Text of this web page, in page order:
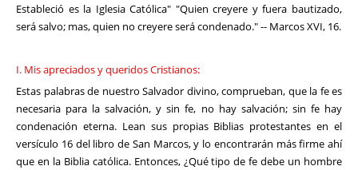
Estableció es la Iglesia Católica" "Quien creyere y fuera bautizado,
será salvo; mas, quien no creyere será condenado." -- Marcos XVI, 16.
I. Mis apreciados y queridos Cristianos:
Estas palabras de nuestro Salvador divino, comprueban, que la fe es
necesaria para la salvación, y sin fe, no hay salvación; sin fe hay
condenación eterna. Lean sus propias Biblias protestantes en el
versículo 16 del libro de San Marcos, y lo encontrarán más firme ahí
que en la Biblia católica. Entonces, ¿Qué tipo de fe debe un hombre